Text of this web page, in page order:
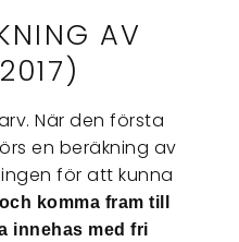
AV
När den första
en beräkning av
för att kunna
komma fram till
innehas med fri